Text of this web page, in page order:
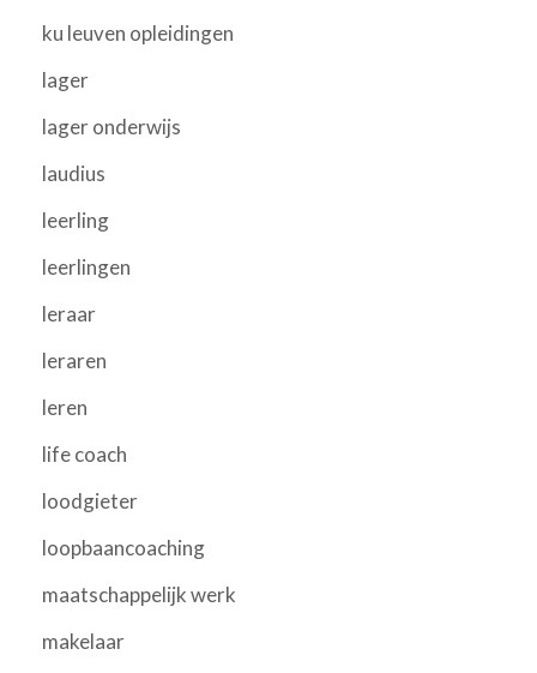
ku leuven opleidingen
lager
lager onderwijs
laudius
leerling
leerlingen
leraar
leraren
leren
life coach
loodgieter
loopbaancoaching
maatschappelijk werk
makelaar